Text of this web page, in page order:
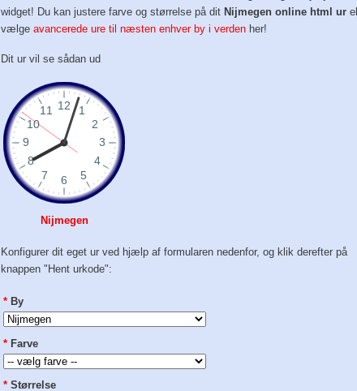
widget! Du kan justere farve og størrelse på dit Nijmegen online html ur
vælgeavancerede ure til næsten enhver by i verden her!
Dit ur vil se sådan ud
Nijmegen
Konfigurer dit eget ur ved hjælp af formularen nedenfor, og klik derefter på
knappen "Hent urkode":
* By
* Farve
* Størrelse